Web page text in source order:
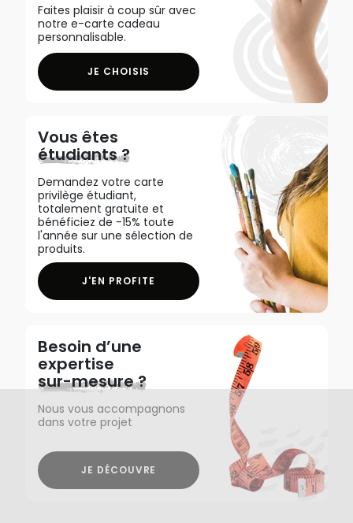
Faites plaisir à coup sûr avec
notre e-carte cadeau
personnalisable.
JE CHOISIS
Vous êtes
étudiants ?
Demandez votre carte
privilège étudiant,
totalement gratuite et
bénéficiez de -15% toute
l'année sur une sélection de
produits.
J'EN PROFITE
Besoin d’une
expertise
sur-mesure ?
Nous vous accompagnons
dans votre projet
JE DÉCOUVRE